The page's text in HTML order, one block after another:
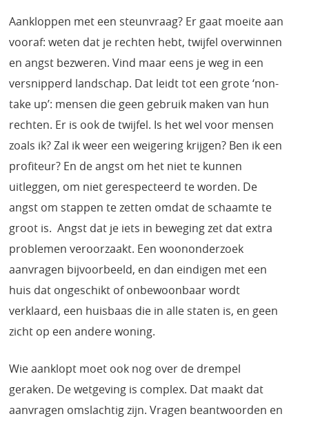
Aankloppen met een steunvraag? Er gaat moeite aan
vooraf: weten dat je rechten hebt, twijfel overwinnen
en angst bezweren. Vind maar eens je weg in een
versnipperd landschap. Dat leidt tot een grote ‘non-
take up’: mensen die geen gebruik maken van hun
rechten. Er is ook de twijfel. Is het wel voor mensen
zoals ik? Zal ik weer een weigering krijgen? Ben ik een
profiteur? En de angst om het niet te kunnen
uitleggen, om niet gerespecteerd te worden. De
angst om stappen te zetten omdat de schaamte te
groot is. Angst dat je iets in beweging zet dat extra
problemen veroorzaakt. Een woononderzoek
aanvragen bijvoorbeeld, en dan eindigen met een
huis dat ongeschikt of onbewoonbaar wordt
verklaard, een huisbaas die in alle staten is, en geen
zicht op een andere woning.
Wie aanklopt moet ook nog over de drempel
geraken. De wetgeving is complex. Dat maakt dat
aanvragen omslachtig zijn. Vragen beantwoorden en